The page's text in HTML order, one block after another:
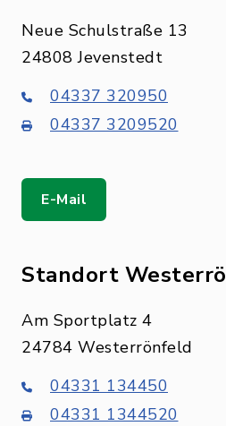
Neue Schulstraße 13
24808 Jevenstedt
04337 320950
04337 3209520
E-Mail
Standort
Am Sportplatz 4
24784 Westerrönfeld
04331 134450
04331 1344520